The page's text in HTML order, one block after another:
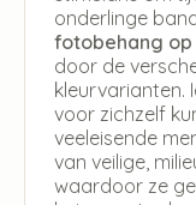
onderlinge
fotobehang
door de
kleurvarianten.
voor zichzelf
veeleisende
van veilige,
waardoor ze